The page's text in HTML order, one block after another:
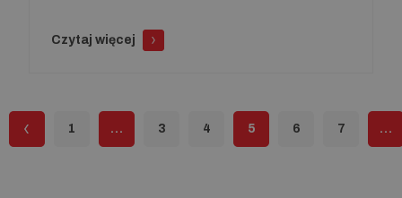
Czytaj więcej
1 … 3 4 5 6 7 …